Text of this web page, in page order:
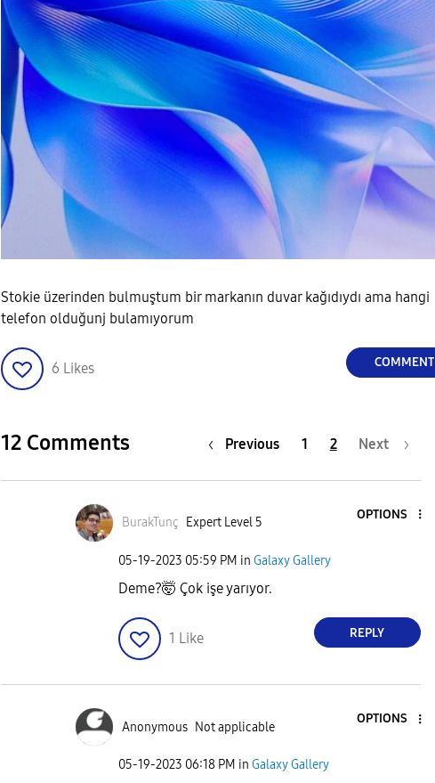
Stokie üzerinden bulmuştum bir markanın duvar kağıdıydı ama hangi
telefon olduğunj bulamıyorum
6 Likes COMMENT
12 Comments Previous 1 2 Next
BurakTunç Expert Level 5
OPTIONS
‎05-19-2023 05:59 PM in Galaxy Gallery
Deme?🤯 Çok işe yarıyor.
1 Like REPLY
Anonymous Not applicable
OPTIONS
‎05-19-2023 06:18 PM in Galaxy Gallery